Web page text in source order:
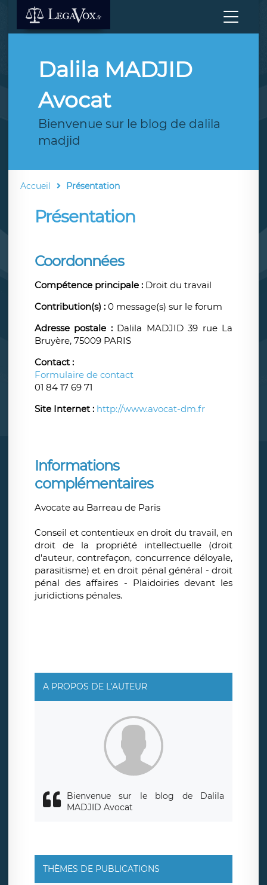
Dalila MADJID
Avocat
Bienvenue sur le blog de dalila
madjid
Accueil Présentation
Présentation
Coordonnées
Compétence principale : Droit du travail
Contribution(s) : 0 message(s) sur le forum
Adresse postale : Dalila MADJID 39 rue La
Bruyère, 75009 PARIS
Contact :
Formulaire de contact
01 84 17 69 71
Site Internet : http://www.avocat-dm.fr
Informations
complémentaires
Avocate au Barreau de Paris
Conseil et contentieux en droit du travail, en
droit de la propriété intellectuelle (droit
d'auteur, contrefaçon, concurrence déloyale,
parasitisme) et en droit pénal général - droit
pénal des affaires - Plaidoiries devant les
juridictions pénales.
A PROPOS DE L'AUTEUR
Bienvenue sur le blog de Dalila
MADJID Avocat
THÈMES DE PUBLICATIONS